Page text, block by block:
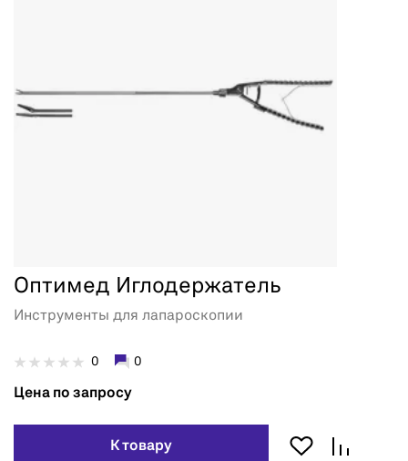
Оптимед Иглодержатель
Инструменты для лапароскопии
0 0
Цена по запросу
К товару